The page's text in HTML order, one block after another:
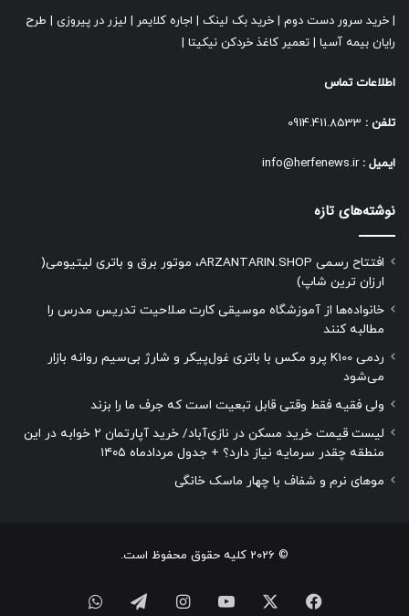
خرید سرور دست دوم خرید بک لینک اجاره کلایمر لیزر در پیروزی
طرح
رایان بیمه آسیا
تعمیر کاغذ خردکن نیکیتا
اطلاعات تماس
تلفن :
ایمیل : info@herfenews.ir
نوشته‌های تازه
افتتاح رسمی ARZANTARIN.SHOP، موتور برق و باتری لیتیومی(
ارزان ترین شاپ)
خانواده‌ها از آموزشگاه موسیقی کارت صلاحیت تدریس مدرس را
مطالبه کنند
ردمی K100 پرو مکس با باتری غول‌پیکر و شارژ بی‌سیم روانه بازار
می‌شود
ولی فقیه فقط وقتی قابل تبعیت است که جرف ما را بزند
لیست قیمت خرید مسکن در نازی‌آباد/ خرید آپارتمان ۲ خوابه در این
منطقه چقدر سرمایه نیاز دارد؟ + جدول مردادماه ۱۴۰۵
موهای نرم و شفاف با چهار ماسک خانگی
© 2026 کلیه حقوق محفوظ است.
فیسبوک ایکس یوتیوب اینستاگرامتلگرام